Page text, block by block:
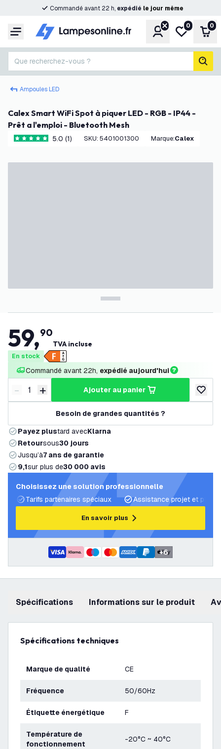
Commandé avant 22 h, expédié le jour même
Menu CompteMa liste de
0 0
Que recherchez-vous ?
Ampoules LED
Calex Smart WiFi Spot à piquer LED - RGB - IP44 -
Prêt a l'emploi - Bluetooth Mesh
5 étoiles de notation
5.0 (1) SKU: 5401001300 Marque: Calex
59,90
TVA incluse
En stock
Commandé avant 22h, expédié aujourd'hui
Diminuer la quantité
- Augmenter la quantité
+ ajouter au panier
Besoin de grandes quantités ?
Payez plustard avecKlarna
Retoursous30 jours
Jusqu’à7 ans de garantie
9,1sur plus de30 000 avis
Choisissez une solution professionnelle
Tarifs partenaires spéciaux
Assistance projet et plans
En savoir plus
+6
Spécifications Informations sur le produit
Spécifications techniques
Marque de qualité CE
Fréquence 50/60Hz
Étiquette énergétique F
Température de
fonctionnement
-20°C ~ 40°C